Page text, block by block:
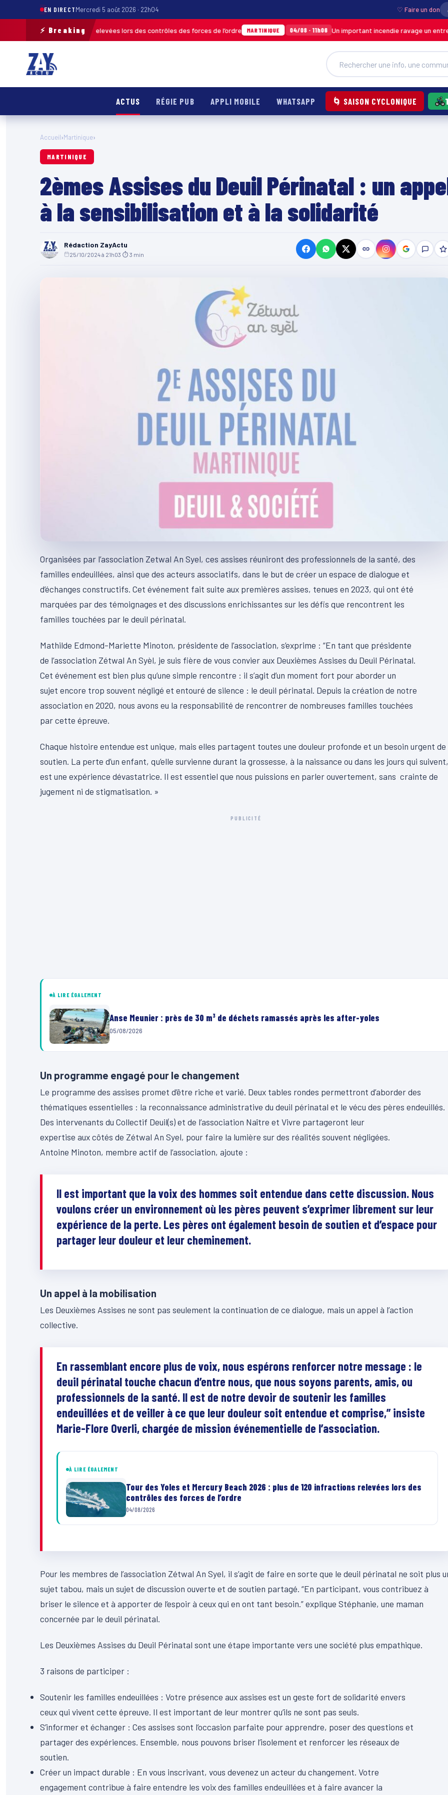
EN DIRECTMercredi 5 août 2026 · 22h04 ♡ Faire un don
⚡ Breaking
de 120 infractions relevées lors des contrôles des forces de l’ordre MARTINIQUE 04/08 · 11h06 Un important incendie ravage un entrepôt de
ACTUS RÉGIE PUB APPLI MOBILE WHATSAPP 🌀 SAISON CYCLONIQUE
Accueil›Martinique›
MARTINIQUE
2èmes Assises du Deuil Périnatal : un
à la sensibilisation et à la solidarité
Rédaction ZayActu
25/10/2024 à 21h03 ⏱ 3 min
Organisées par l’association Zetwal An Syel, ces assises réuniront des professionnels de la santé, des
familles endeuillées, ainsi que des acteurs associatifs, dans le but de créer un espace de dialogue et
d’échanges constructifs. Cet événement fait suite aux premières assises, tenues en 2023, qui ont été
marquées par des témoignages et des discussions enrichissantes sur les défis que rencontrent les
familles touchées par le deuil périnatal.
Mathilde Edmond-Mariette Minoton, présidente de l’association, s’exprime : “En tant que présidente
de l’association Zétwal An Syèl, je suis fière de vous convier aux Deuxièmes Assises du Deuil Périnatal.
Cet événement est bien plus qu’une simple rencontre : il s’agit d’un moment fort pour aborder un
sujet encore trop souvent négligé et entouré de silence : le deuil périnatal. Depuis la création de notre
association en 2020, nous avons eu la responsabilité de rencontrer de nombreuses familles touchées
par cette épreuve.
Chaque histoire entendue est unique, mais elles partagent toutes une douleur profonde et un besoin urgent de
soutien. La perte d’un enfant, qu’elle survienne durant la grossesse, à la naissance ou dans les jours qui suivent,
est une expérience dévastatrice. Il est essentiel que nous puissions en parler ouvertement, sans crainte de
jugement ni de stigmatisation. »
PUBLICITÉ
À LIRE ÉGALEMENT
Anse Meunier : près de 30 m³ de déchets ramassés après les after-yoles
05/08/2026
Un programme engagé pour le changement
Le programme des assises promet d’être riche et varié. Deux tables rondes permettront d’aborder des
thématiques essentielles : la reconnaissance administrative du deuil périnatal et le vécu des pères endeuillés.
Des intervenants du Collectif Deuil(s) et de l’association Naître et Vivre partageront leur
expertise aux côtés de Zétwal An Syel, pour faire la lumière sur des réalités souvent négligées.
Antoine Minoton, membre actif de l’association, ajoute :
Il est important que la voix des hommes soit entendue dans cette discussion. Nous
voulons créer un environnement où les pères peuvent s’exprimer librement sur leur
expérience de la perte. Les pères ont également besoin de soutien et d’espace pour
partager leur douleur et leur cheminement.
Un appel à la mobilisation
Les Deuxièmes Assises ne sont pas seulement la continuation de ce dialogue, mais un appel à l’action
collective.
En rassemblant encore plus de voix, nous espérons renforcer notre message : le
deuil périnatal touche chacun d’entre nous, que nous soyons parents, amis, ou
professionnels de la santé. Il est de notre devoir de soutenir les familles
endeuillées et de veiller à ce que leur douleur soit entendue et comprise,” insiste
Marie-Flore Overli, chargée de mission événementielle de l’association.
À LIRE ÉGALEMENT
Tour des Yoles et Mercury Beach 2026 : plus de 120 infractions relevées lors des
contrôles des forces de l’ordre
04/08/2026
Pour les membres de l’association Zétwal An Syel, il s’agit de faire en sorte que le deuil périnatal ne soit plus
sujet tabou, mais un sujet de discussion ouverte et de soutien partagé. “En participant, vous contribuez à
briser le silence et à apporter de l’espoir à ceux qui en ont tant besoin.” explique Stéphanie, une maman
concernée par le deuil périnatal.
Les Deuxièmes Assises du Deuil Périnatal sont une étape importante vers une société plus empathique.
3 raisons de participer :
Soutenir les familles endeuillées : Votre présence aux assises est un geste fort de solidarité envers
ceux qui vivent cette épreuve. Il est important de leur montrer qu’ils ne sont pas seuls.
S’informer et échanger : Ces assises sont l’occasion parfaite pour apprendre, poser des questions et
partager des expériences. Ensemble, nous pouvons briser l’isolement et renforcer les réseaux de
soutien.
Créer un impact durable : En vous inscrivant, vous devenez un acteur du changement. Votre
engagement contribue à faire entendre les voix des familles endeuillées et à faire avancer la